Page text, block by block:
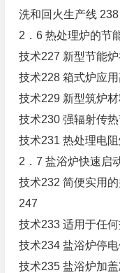
洗和回火生产线 238
2．6 热处理炉的节
技术227 新型节能
技术228 箱式炉应
技术229 新型筑炉
技术230 强辐射传
技术231 热处理电
2．7 盐浴炉快速启
技术232 简便实用
247
技术233 适用于任
技术234 盐浴炉停
技术235 盐浴炉加